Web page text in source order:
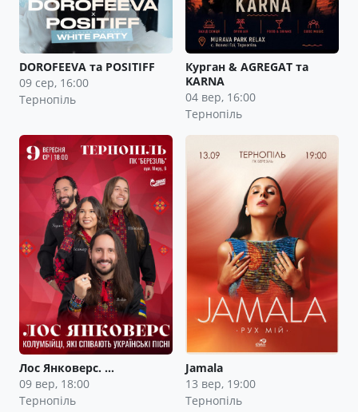
DOROFEEVA та POSITIFF
09 сер, 16:00
Тернопіль
Курган & AGREGAT та
KARNA
04 вер, 16:00
Тернопіль
Лос Янковерс. …
09 вер, 18:00
Тернопіль
Jamala
13 вер, 19:00
Тернопіль